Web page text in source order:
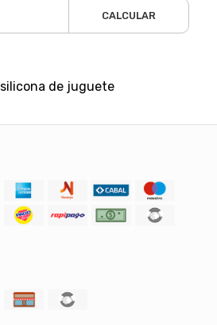
CALCULAR
de juguete